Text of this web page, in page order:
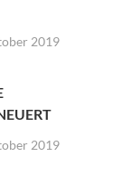
2019
2019